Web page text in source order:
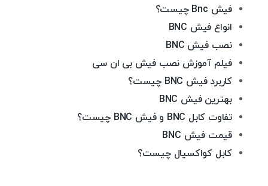
فیش Bnc چیست؟
انواع فیش BNC
نصب فیش BNC
فیلم آموزش نصب فیش بی ان سی
کاربرد فیش BNC چیست؟
بهترین فیش BNC
تفاوت کابل BNC و فیش BNC چیست؟
قیمت فیش BNC
کابل کواکسیال چیست؟